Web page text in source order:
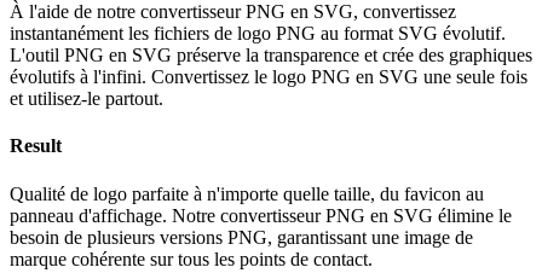
À l'aide de notre convertisseur PNG en SVG, convertissez
instantanément les fichiers de logo PNG au format SVG évolutif.
L'outil PNG en SVG préserve la transparence et crée des graphiques
évolutifs à l'infini. Convertissez le logo PNG en SVG une seule fois
et utilisez-le partout.
Result
Qualité de logo parfaite à n'importe quelle taille, du favicon au
panneau d'affichage. Notre convertisseur PNG en SVG élimine le
besoin de plusieurs versions PNG, garantissant une image de
marque cohérente sur tous les points de contact.